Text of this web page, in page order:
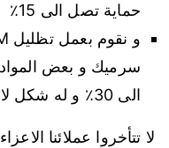
حماية تصل الى 15٪
سرميك و بعض المواد
الى 30٪ و له شكل لامع و مميز.
لا تتأخروا عملائنا